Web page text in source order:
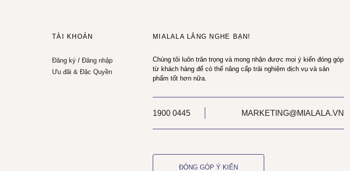
TÀI KHOẢN
Đăng ký/ Đăng nhập
Ưu đãi & Đặc Quyền
MIALALA LẮNG NGHE BẠN!
Chúng tôi luôn trân trọng và mong nhận được mọi ý kiến đóng góp
từ khách hàng để có thể nâng cấp trải nghiệm dịch vụ và sản
phẩm tốt hơn nữa.
1900 0445 MARKETING@MIALALA.VN
ĐÓNG GÓP Ý KIẾN